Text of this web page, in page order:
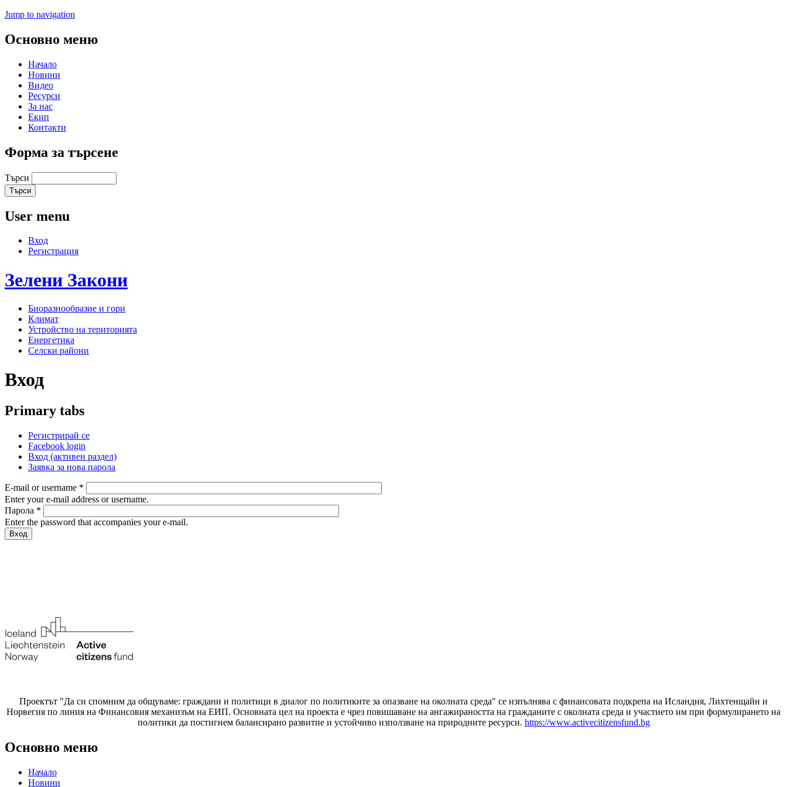
Jump to navigation
Основно меню
Начало
Новини
Видео
Ресурси
За нас
Екип
Контакти
Форма за търсене
Търси
User menu
Вход
Регистрация
Зелени Закони
Биоразнообразие и гори
Климат
Устройство на територията
Енергетика
Селски райони
Вход
Primary tabs
Регистрирай се
Facebook login
Вход (активен раздел)
Заявка за нова парола
E-mail or username *
Enter your e-mail address or username.
Парола *
Enter the password that accompanies your e-mail.
Проектът "Да си спомним да общуваме: граждани и политици в диалог по политиките за опазване на околната среда" се изпълнява с финансовата подкрепа на Исландия, Лихтенщайн и
Норвегия по линия на Финансовия механизъм на ЕИП. Основната цел на проекта е чрез повишаване на ангажираността на гражданите с околната среда и участието им при формулирането на
политики да постигнем балансирано развитие и устойчиво използване на природните ресурси. https://www.activecitizensfund.bg
Основно меню
Начало
Новини